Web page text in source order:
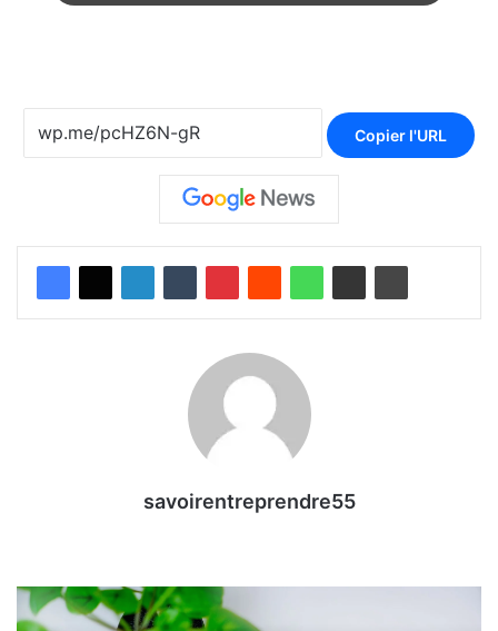
Copier l'URL
savoirentreprendre55